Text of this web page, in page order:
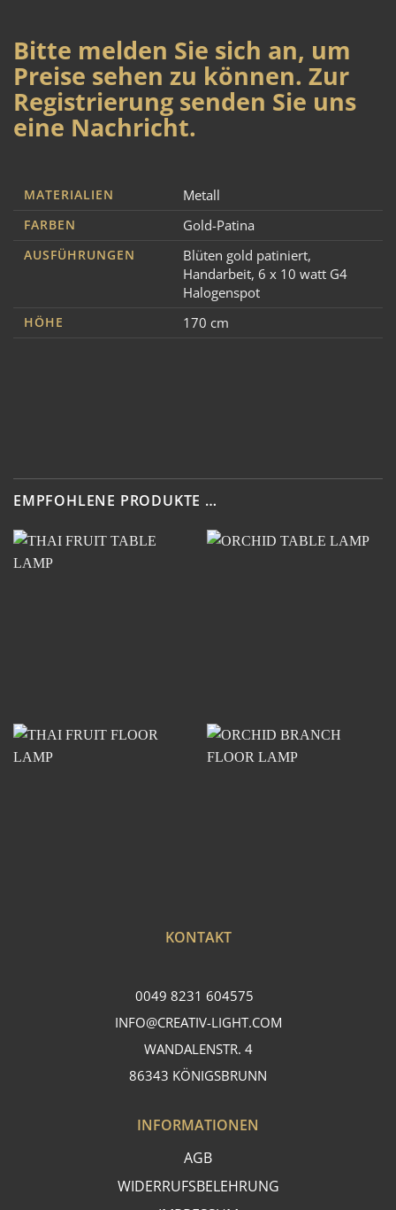
Bitte melden Sie sich an, um
Preise sehen zu können. Zur
Registrierung senden Sie uns
eine Nachricht.
MATERIALIEN Metall
FARBEN Gold-Patina
AUSFÜHRUNGEN Blüten gold patiniert,
Handarbeit, 6 x 10 watt G4
Halogenspot
HÖHE 170 cm
EMPFOHLENE PRODUKTE …
KONTAKT
0049 8231 604575
INFO@CREATIV-LIGHT.COM
WANDALENSTR. 4
86343 KÖNIGSBRUNN
INFORMATIONEN
AGB
WIDERRUFSBELEHRUNG